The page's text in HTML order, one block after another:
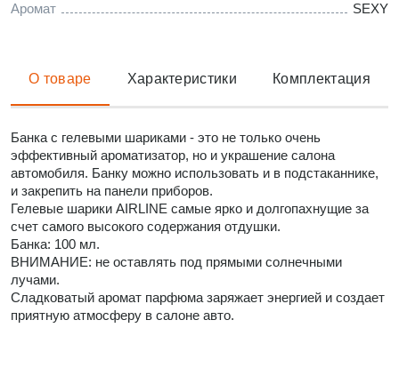
Аромат
SEXY
О товаре Характеристики Комплектация
Банка с гелевыми шариками - это не только очень
эффективный ароматизатор, но и украшение салона
автомобиля. Банку можно использовать и в подcтаканнике,
и закрепить на панели приборов.
Гелевые шарики AIRLINE самые ярко и долгопахнущие за
счет самого высокого содержания отдушки.
Банка: 100 мл.
ВНИМАНИЕ: не оставлять под прямыми солнечными
лучами.
Сладковатый аромат парфюма заряжает энергией и создает
приятную атмосферу в салоне авто.